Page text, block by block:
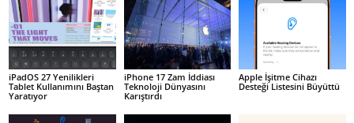
iPadOS 27 Yenilikleri
Tablet Kullanımını Baştan
Yaratıyor
iPhone 17 Zam İddiası
Teknoloji Dünyasını
Karıştırdı
Apple İşitme Cihazı
Desteği Listesini Büyüttü